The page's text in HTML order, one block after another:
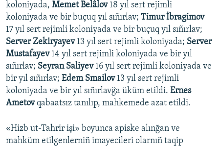
koloniyada, Memet Belâlov18 yıl sert rejimli
koloniyada ve bir buçuq yıl sıñırlav; Timur İbragimov
17 yıl sert rejimli koloniyada ve bir buçuq yıl sıñırlav;
Server Zekiryayev 13 yıl sert rejimli koloniyada; Server
Mustafayev14 yıl sert rejimli koloniyada ve bir yıl
sıñırlav; Seyran Saliyev 16 yıl sert rejimli koloniyada ve
bir yıl sıñırlav; Edem Smailov 13 yıl sert rejimli
koloniyada ve bir yıl sıñırlavğa üküm etildi. Ernes
Ametovqabaatsız tanılıp, mahkemede azat etildi.
«Hizb ut-Tahrir işi» boyunca apiske alınğan ve
mahküm etilgenlerniñ imayecileri olarnıñ taqip